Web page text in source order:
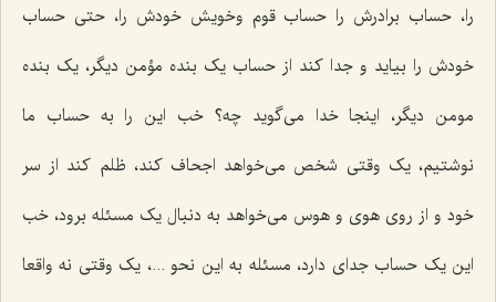
را، حساب برادرش را حساب قوم وخویش خودش را، حتی حساب
خودش را بیاید و جدا کند از حساب یک بنده مؤمن دیگر، یک بنده
مومن دیگر، اینجا خدا می‌گوید چه؟ خب این را به حساب ما
نوشتیم، یک وقتی شخص می‌خواهد اجحاف کند، ظلم کند از سر
خود و از روی هوی و هوس می‌خواهد به دنبال یک مسئله برود، خب
این یک حساب جدای دارد، مسئله به این نحو ...، یک وقتی نه واقعا